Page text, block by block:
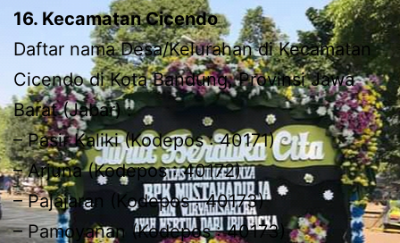
16. Kecamatan Cicendo
Daftar nama Desa/Kelurahan di Kecamatan
Cicendo di Kota Bandung, Provinsi Jawa
Barat (Jabar) :
– Pasir Kaliki (Kodepos : 40171)
– Arjuna (Kodepos : 40172)
– Pajajaran (Kodepos : 40173)
– Pamoyanan (Kodepos : 40173)